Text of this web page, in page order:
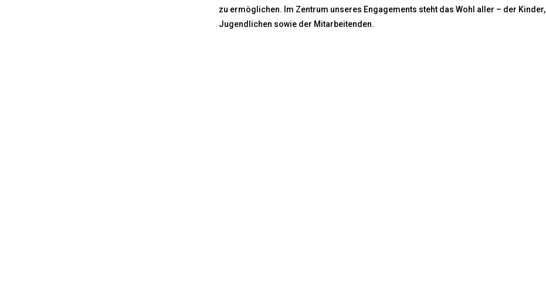
zu ermöglichen. Im Zentrum unseres Engagements steht das Wohl aller – der Kinder,
Jugendlichen sowie der Mitarbeitenden.